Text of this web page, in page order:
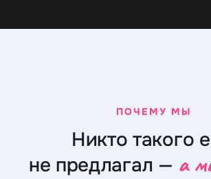
ПОЧЕМУ МЫ
Никто такого
не предлагал — а